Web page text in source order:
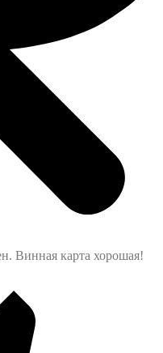
Винная карта хорошая!